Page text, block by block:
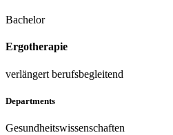
Bachelor
Ergotherapie
verlängert berufsbegleitend
Departments
Gesundheitswissenschaften